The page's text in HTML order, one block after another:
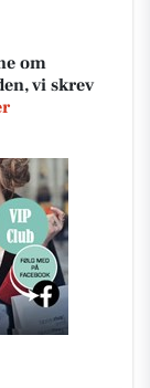
om
vi skrev